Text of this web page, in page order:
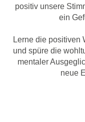
positiv unsere
ein
Lerne die positiven
und spüre die
mentaler
neue